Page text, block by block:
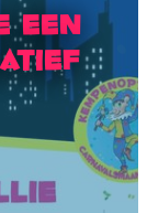
een